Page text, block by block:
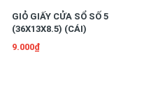
GIỎ GIẤY CỬA SỔ SỐ 5
(36X13X8.5) (CÁI)
9.000₫